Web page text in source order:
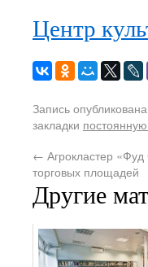
Центр
Запись
закладки
← Агрокластер
торговых площадей
Другие